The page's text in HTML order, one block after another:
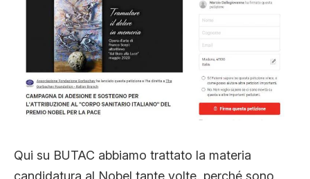
Qui su BUTAC abbiamo trattato la materia
candidatura al Nobel tante volte, perché sono